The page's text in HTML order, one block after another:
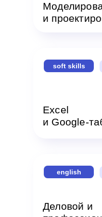
и
Excel
и Google-
soft skills
Деловой и
english